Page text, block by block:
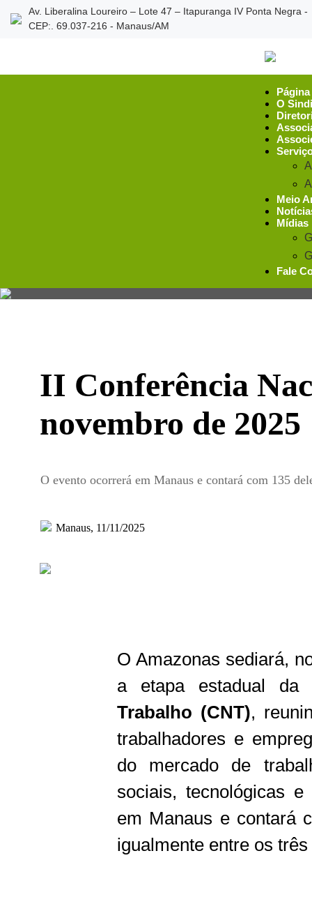
Av. Liberalina Loureiro – Lote 47 – Itapuranga IV Ponta Negra -
CEP:. 69.037-216 - Manaus/AM
O
Meio
Mídias
Fale
II Conferência
novembro de 2025
O evento ocorrerá em Manaus e contará com 135
Manaus, 11/11/2025
O Amazonas sediará,
a etapa estadual
Trabalho (CNT),
trabalhadores e
do mercado de
sociais, tecnológicas
em Manaus e contará
igualmente entre os